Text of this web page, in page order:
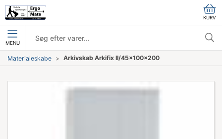
KURV
MENU
Materialeskabe Arkivskab Arkifix II/45x100x200